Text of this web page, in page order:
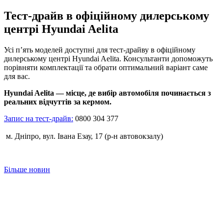
Тест-драйв в офіційному дилерському
центрі Hyundai Aelita
Усі п’ять моделей доступні для тест-драйву в офіційному
дилерському центрі Hyundai Aelita. Консультанти допоможуть
порівняти комплектації та обрати оптимальний варіант саме
для вас.
Hyundai Aelita — місце, де вибір автомобіля починається з
реальних відчуттів за кермом.
Запис на тест-драйв: 0800 304 377
м. Дніпро, вул. Івана Езау, 17 (р-н автовокзалу)
Більше новин